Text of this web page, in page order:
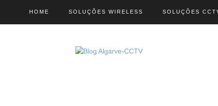
HOME SOLUÇÕES WIRELESS SOLUÇÕES